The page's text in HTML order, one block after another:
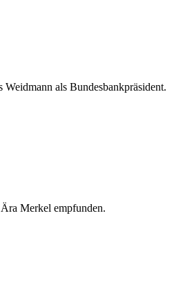
als Bundesbankpräsident.
Merkel empfunden.